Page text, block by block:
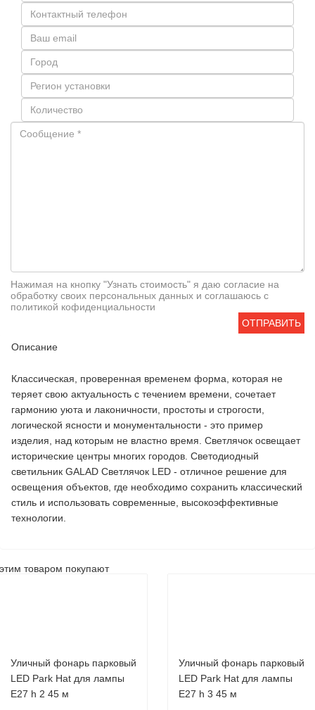
Нажимая на кнопку "Узнать стоимость" я даю согласие на
обработку своих персональных данных и соглашаюсь с
политикой кофиденциальности
ОТПРАВИТЬ
Описание
Классическая, проверенная временем форма, которая не
теряет свою актуальность с течением времени, сочетает
гармонию уюта и лаконичности, простоты и строгости,
логической ясности и монументальности - это пример
изделия, над которым не властно время. Светлячок освещает
исторические центры многих городов. Светодиодный
светильник GALAD Светлячок LED - отличное решение для
освещения объектов, где необходимо сохранить классический
стиль и использовать современные, высокоэффективные
технологии.
товаром покупают
Уличный фонарь парковый
LED Park Hat для лампы
Е27 h 2 45 м
Уличный фонарь парковый
LED Park Hat для лампы
Е27 h 3 45 м